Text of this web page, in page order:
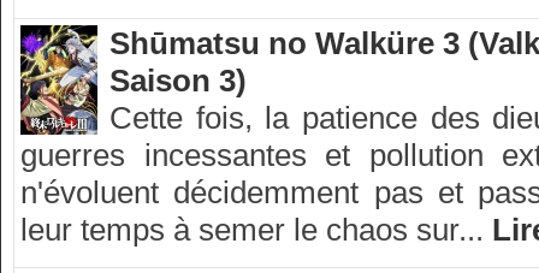
Shūmatsu no Walküre 3
Saison 3)
Cette fois, la patience des
guerres incessantes et pollution
n'évoluent décidemment pas et
leur temps à semer le chaos sur...